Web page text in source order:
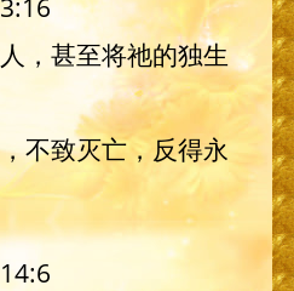
，甚至将祂的独生
不致灭亡，反得永